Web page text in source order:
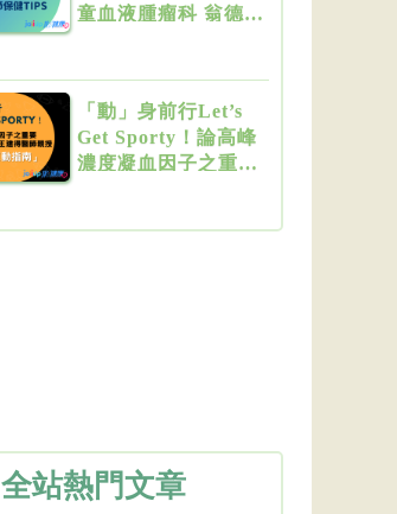
童血液腫瘤科 翁德甫
「動」身前行Let’s
Get Sporty！論高峰
濃度凝血因子之重要
全站熱門文章